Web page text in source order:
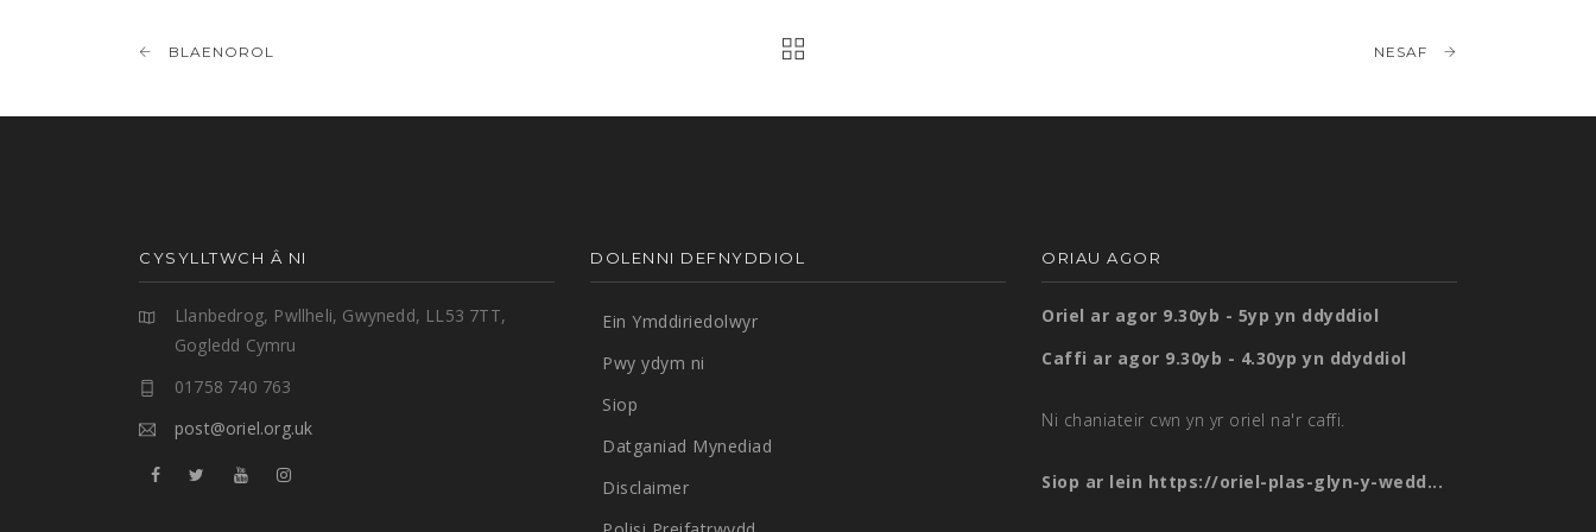
BLAENOROL NESAF
CYSYLLTWCH Â NI
Llanbedrog, Pwllheli, Gwynedd, LL53 7TT,
Gogledd Cymru
01758 740 763
post@oriel.org.uk
DOLENNI DEFNYDDIOL
Ein Ymddiriedolwyr
Pwy ydym ni
Siop
Datganiad Mynediad
Disclaimer
ORIAU AGOR
Oriel ar agor 9.30yb - 5yp yn ddyddiol
Caffi ar agor 9.30yb - 4.30yp yn ddyddiol
Ni chaniateir cwn yn yr oriel na'r caffi.
Siop ar lein https://oriel-plas-glyn-y-wedd...